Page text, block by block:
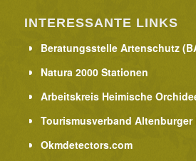
INTERESSANTE LINKS
Beratungsstelle Artenschutz
Natura 2000 Stationen
Arbeitskreis Heimische
Tourismusverband Altenburger
Okmdetectors.com